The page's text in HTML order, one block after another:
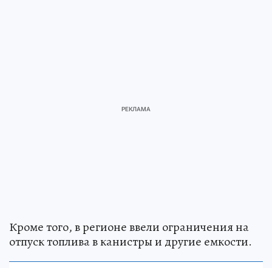
Кроме того, в регионе ввели ограничения на
отпуск топлива в канистры и другие емкости.